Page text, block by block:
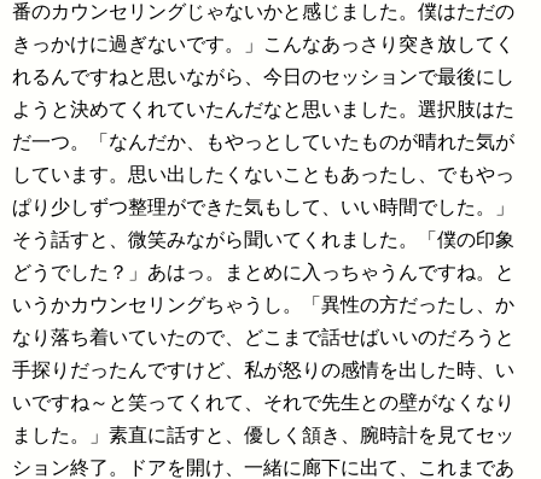
番のカウンセリングじゃないかと感じました。僕はただの
きっかけに過ぎないです。」こんなあっさり突き放してく
れるんですねと思いながら、今日のセッションで最後にし
ようと決めてくれていたんだなと思いました。選択肢はた
だ一つ。「なんだか、もやっとしていたものが晴れた気が
しています。思い出したくないこともあったし、でもやっ
ぱり少しずつ整理ができた気もして、いい時間でした。」
そう話すと、微笑みながら聞いてくれました。「僕の印象
どうでした？」あはっ。まとめに入っちゃうんですね。と
いうかカウンセリングちゃうし。「異性の方だったし、か
なり落ち着いていたので、どこまで話せばいいのだろうと
手探りだったんですけど、私が怒りの感情を出した時、い
いですね～と笑ってくれて、それで先生との壁がなくなり
ました。」素直に話すと、優しく頷き、腕時計を見てセッ
ション終了。ドアを開け、一緒に廊下に出て、これまであ